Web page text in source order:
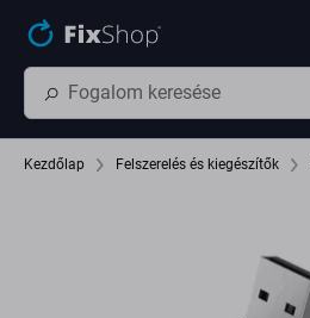
Kezdőlap Felszerelés és kiegészítők